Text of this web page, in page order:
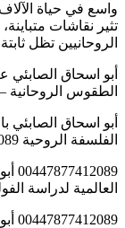
واسع في حياة
تثير نقاشات
الروحانيين تظل
أبو اسحاق
الطقوس الروحانية – باريس
أبو اسحاق
الفلسفة الروحية 00447877412089
العالمية لدراسة